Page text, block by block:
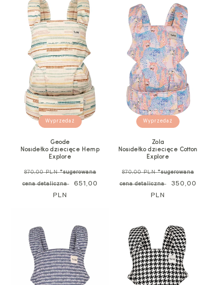
Wyprzedaż
Geode
Nosidełko dziecięce Hemp
Explore
Cena
standardowa
870,00 PLN*sugerowana
cena detaliczna
Cena
651,00
PLN
Wyprzedaż
Zola
Nosidełko dziecięce Cotton
Explore
Cena
standardowa
870,00 PLN*sugerowana
cena detaliczna
Cena
350,00
PLN